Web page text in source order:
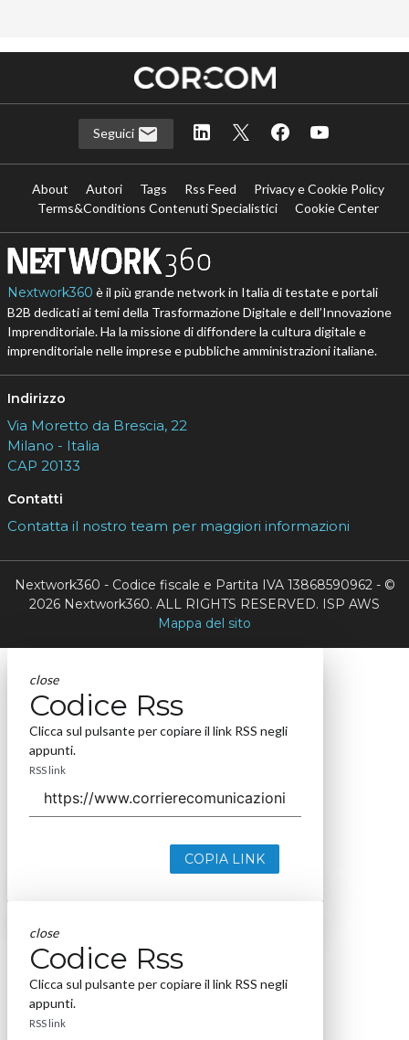
Seguici
About Autori Tags Rss Feed
Privacy e Cookie Policy
Terms&Conditions Contenuti Specialistici
Cookie Center
Nextwork360 è il più grande network in Italia di testate e portali
B2B dedicati ai temi della Trasformazione Digitale e dell’Innovazione
Imprenditoriale. Ha la missione di diffondere la cultura digitale e
imprenditoriale nelle imprese e pubbliche amministrazioni italiane.
Indirizzo
Via Moretto da Brescia, 22
Milano - Italia
CAP 20133
Contatti
Contatta il nostro team per maggiori informazioni
Nextwork360 - Codice fiscale e Partita IVA 13868590962 - ©
2026 Nextwork360. ALL RIGHTS RESERVED. ISP AWS
Mappa del sito
close
Codice Rss
Clicca sul pulsante per copiare il link RSS negli
appunti.
RSS link
COPIA LINK
close
Codice Rss
Clicca sul pulsante per copiare il link RSS negli
appunti.
RSS link